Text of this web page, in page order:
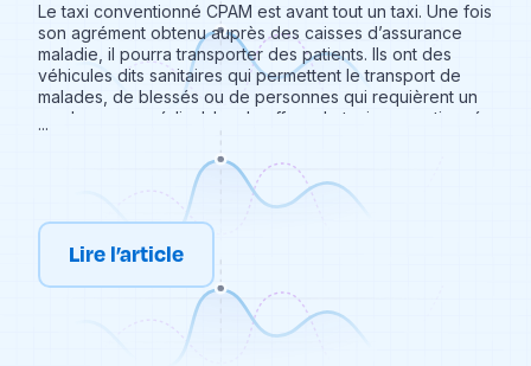
Le taxi conventionné CPAM est avant tout un taxi. Une fois
son agrément obtenu auprès des caisses d’assurance
maladie, il pourra transporter des patients. Ils ont des
véhicules dits sanitaires qui permettent le transport de
malades, de blessés ou de personnes qui requièrent un
rendez-vous médical. Le chauffeur de taxi conventionné
est un véritable spécialiste du transport médical. Cela
permet notamment aux personnes à mobilité réduite
d’effectuer leurs déplacements et ainsi être présents à
leurs rendez-vous médicaux. Qu’est-ce qu’un taxi
conventionné ? Qu’est-ce qui nous permets de
reconnaître un taxi conventionné ? Comment faire pour
se déplacer en taxi conventionné ? Caree vous explique
tout ce qu’il faut savoir sur les taxis conventionnés !
...
Lire l’article